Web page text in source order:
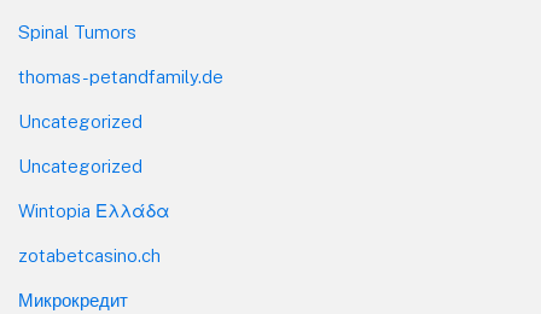
Spinal Tumors
thomas-petandfamily.de
Uncategorized
Uncategorized
Wintopia Ελλάδα
zotabetcasino.ch
Микрокредит